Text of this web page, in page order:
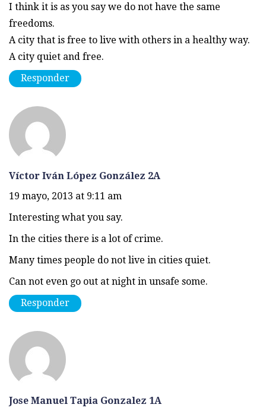
I think it is as you say we do not have the same
freedoms.
A city that is free to live with others in a healthy way.
A city quiet and free.
Responder
Víctor Iván López González 2A
19 mayo, 2013 at 9:11 am
Interesting what you say.
In the cities there is a lot of crime.
Many times people do not live in cities quiet.
Can not even go out at night in unsafe some.
Responder
Jose Manuel Tapia Gonzalez 1A